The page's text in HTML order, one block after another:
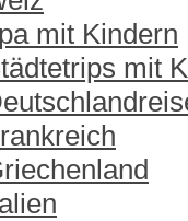
mit Kindern
mit